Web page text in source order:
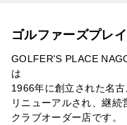
ゴルファーズプレ
GOLFER'S PLACE
は
1966年に創立された名
リニューアルされ、継
クラブオーダー店です。